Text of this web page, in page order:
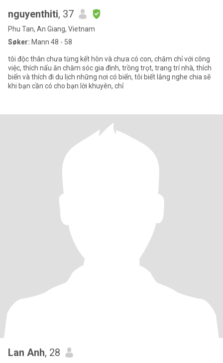
nguyenthiti, 37
Phu Tan, An Giang, Vietnam
Søker: Mann 48 - 58
tôi độc thân chưa từng kết hôn và chưa có con, chăm chỉ với công
việc, thích nấu ăn chăm sóc gia đình, trồng trọt, trang trí nhà, thích
biển và thích đi du lịch những nơi có biển, tôi biết lắng nghe chia sẽ
khi bạn cần có cho bạn lời khuyên, chỉ
Lan Anh, 28